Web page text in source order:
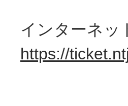
インターネッ
https://